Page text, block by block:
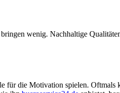
wenig. Nachhaltige
für die Motivation spielen.